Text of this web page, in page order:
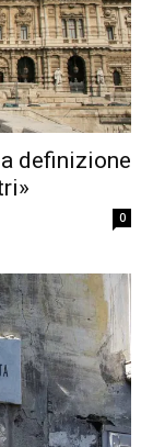
definizione
0